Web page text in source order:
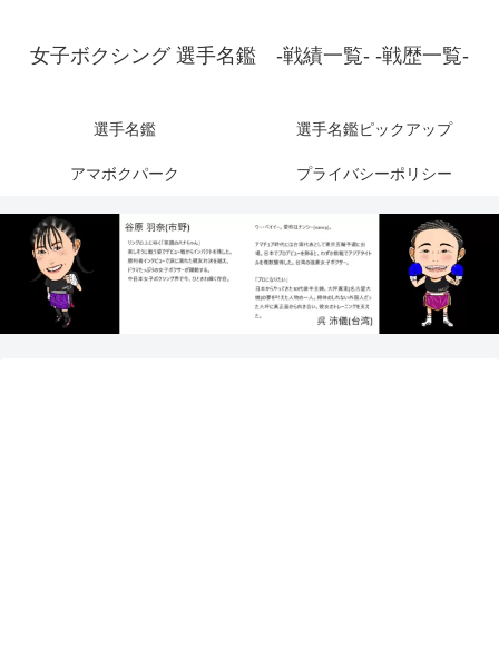
女子ボクシング 選手名鑑 -戦績一覧- -戦歴一覧-
選手名鑑 選手名鑑ピックアップ
アマボクパーク プライバシーポリシー